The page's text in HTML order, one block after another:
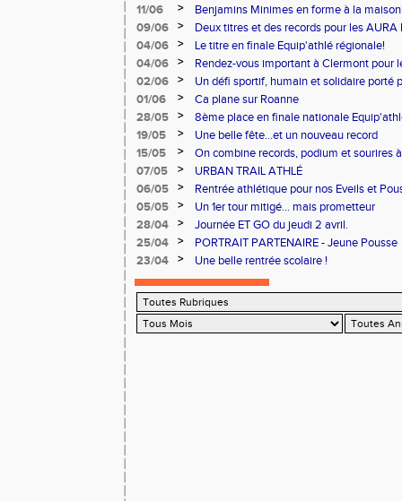
11/06
>
Benjamins Minimes en forme à la
09/06
>
Deux titres et des records pour les
04/06
>
Le titre en finale Equip'athlé régionale!
04/06
>
Rendez-vous important à Clermont pour
02/06
>
Un défi sportif, humain et solidaire porté
du Cœur.
01/06 >
Ca plane sur Roanne
28/05
>
8ème place en finale nationale
19/05
>
Une belle fête...et un nouveau record
15/05
>
On combine records, podium et sourires
07/05
>
URBAN TRAIL ATHLÉ
06/05
>
Rentrée athlétique pour nos Eveils et
05/05
>
Un 1er tour mitigé... mais prometteur
28/04
>
Journée ET GO du jeudi 2 avril.
25/04
>
PORTRAIT PARTENAIRE - Jeune Pousse
23/04
> Une belle rentrée scolaire !